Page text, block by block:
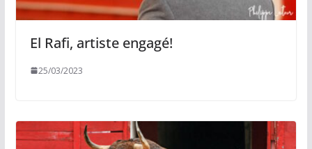
El Rafi, artiste engagé!
25/03/2023